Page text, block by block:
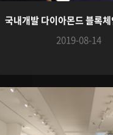
국내개발 다이아몬드 블록
2019-08-14